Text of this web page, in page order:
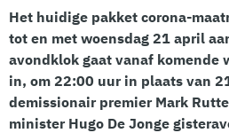
Het huidige pakket corona-
tot en met woensdag 21 april
avondklok gaat vanaf komende
in, om 22:00 uur in plaats van
demissionair premier Mark
minister Hugo De Jonge